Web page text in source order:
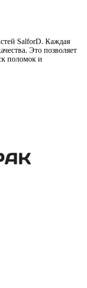
SalforD. Каждая
Это позволяет
поломок и